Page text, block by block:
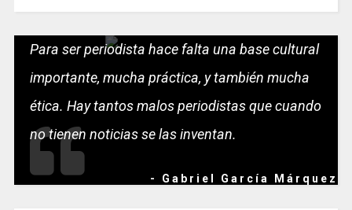
Para ser periodista hace falta una base cultural
importante, mucha práctica, y también mucha
ética. Hay tantos malos periodistas que cuando
no tienen noticias se las inventan.
- Gabriel García Márquez